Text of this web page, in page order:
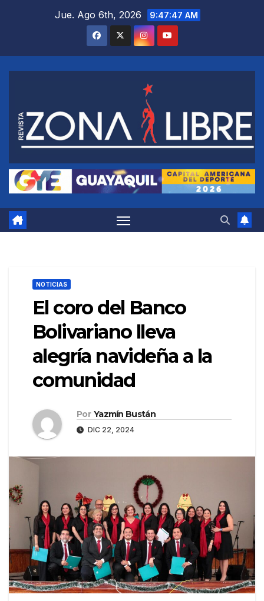
Jue. Ago 6th, 2026 9:47:48 AM
NOTICIAS
El coro del Banco
Bolivariano lleva
alegría navideña a la
comunidad
Por Yazmín Bustán
DIC 22, 2024